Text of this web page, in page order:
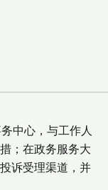
中心，与工作人
；在政务服务大
诉受理渠道，并